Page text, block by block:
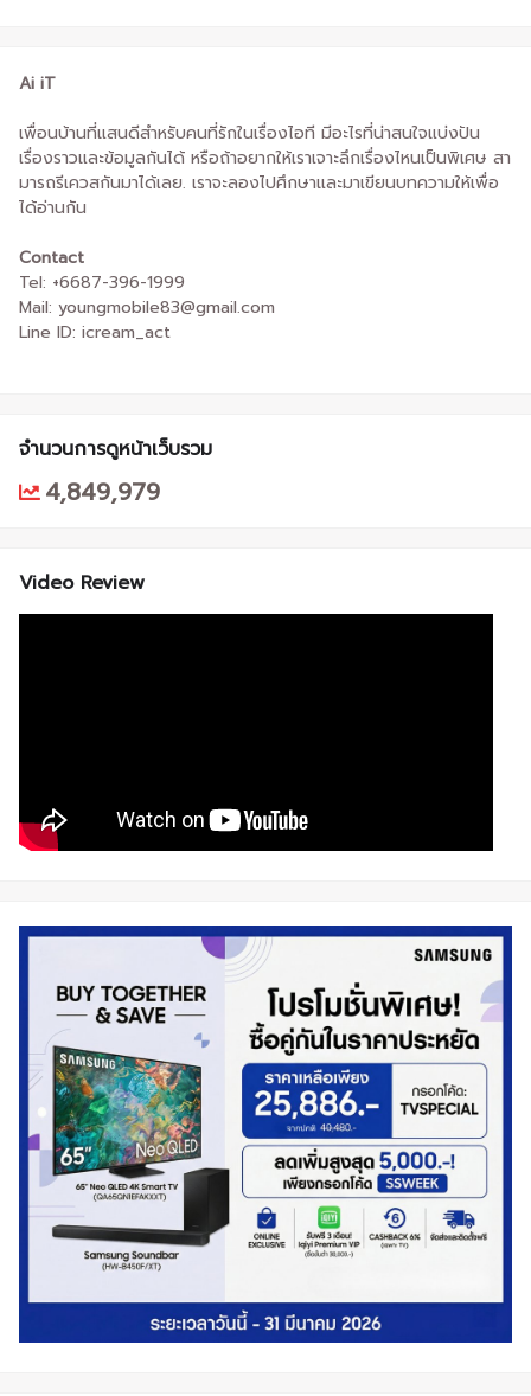
Ai iT
เพื่อนบ้านที่แสนดีสำหรับคนที่รักในเรื่องไอที มีอะไรที่น่าสนใจแบ่งปัน
เรื่องราวและข้อมูลกันได้ หรือถ้าอยากให้เราเจาะลึกเรื่องไหนเป็นพิเศษ สา
มารถรีเควสกันมาได้เลย. เราจะลองไปศึกษาและมาเขียนบทความให้เพื่อ
ได้อ่านกัน
Contact
Tel: +6687-396-1999
Mail: youngmobile83@gmail.com
Line ID: icream_act
จำนวนการดูหน้าเว็บรวม
4,849,979
Video Review